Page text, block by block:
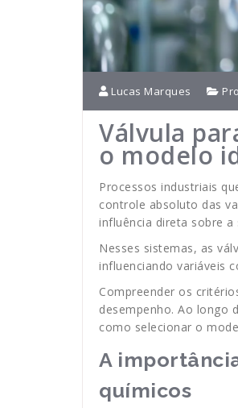
Lucas Marques
Válvula
o modelo
Processos industriais
controle absoluto das
influência direta sobre
Nesses sistemas, as
influenciando variáveis
Compreender os
desempenho. Ao longo
como selecionar o
A
químicos